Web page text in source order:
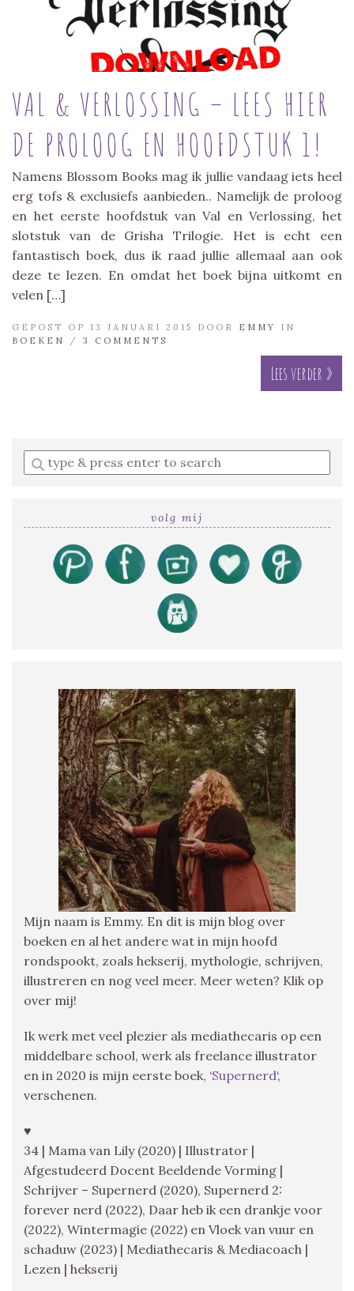
VAL & VERLOSSING – LEES HIER
DE PROLOOG EN HOOFDSTUK 1!
Namens Blossom Books mag ik jullie vandaag iets heel
erg tofs & exclusiefs aanbieden.. Namelijk de proloog
en het eerste hoofdstuk van Val en Verlossing, het
slotstuk van de Grisha Trilogie. Het is echt een
fantastisch boek, dus ik raad jullie allemaal aan ook
deze te lezen. En omdat het boek bijna uitkomt en
velen […]
GEPOST OP 13 JANUARI 2015 DOOR EMMY
IN
BOEKEN
/ 3 COMMENTS
Lees verder »
Enter
a
volg mij
Mijn naam is Emmy. En dit is mijn blog over
boeken en al het andere wat in mijn hoofd
rondspookt, zoals hekserij, mythologie, schrijven,
illustreren en nog veel meer. Meer weten? Klik op
over mij!
Ik werk met veel plezier als mediathecaris op een
middelbare school, werk als freelance illustrator
en in 2020 is mijn eerste boek, ‘Supernerd‘,
verschenen.
♥
34 | Mama van Lily (2020) | Illustrator |
Afgestudeerd Docent Beeldende Vorming |
Schrijver – Supernerd (2020), Supernerd 2:
forever nerd (2022), Daar heb ik een drankje voor
(2022), Wintermagie (2022) en Vloek van vuur en
schaduw (2023) | Mediathecaris & Mediacoach |
Lezen | hekserij